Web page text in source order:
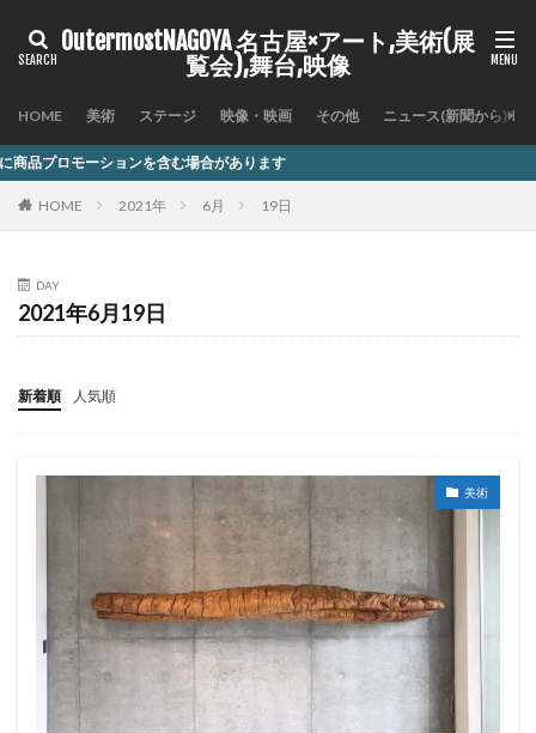
OutermostNAGOYA 名古屋×アート,美術(展
覧会),舞台,映像
HOME 美術 ステージ 映像・映画 その他 ニュース(新聞から)
含む場合があります
HOME 2021年 6月 19日
DAY
2021年6月19日
新着順 人気順
美術